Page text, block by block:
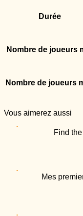
Durée
Nombre de joueurs
Nombre de joueurs
Vous aimerez aussi
Find
Mes